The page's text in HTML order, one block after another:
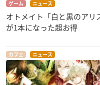
ゲーム ニュース
オトメイト「白と黒のア
が1本になった超お得
カフェ ニュース